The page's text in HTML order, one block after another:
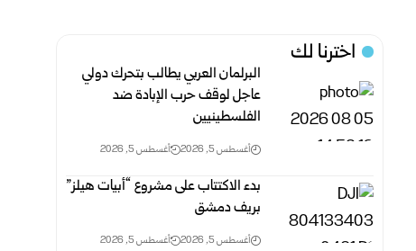
اخترنا لك
البرلمان العربي يطالب بتحرك دولي
عاجل لوقف حرب الإبادة ضد
الفلسطينيين
أغسطس 5, 2026 أغسطس 5, 2026
بدء الاكتتاب على مشروع “أبيات هيلز”
بريف دمشق
أغسطس 5, 2026 أغسطس 5, 2026